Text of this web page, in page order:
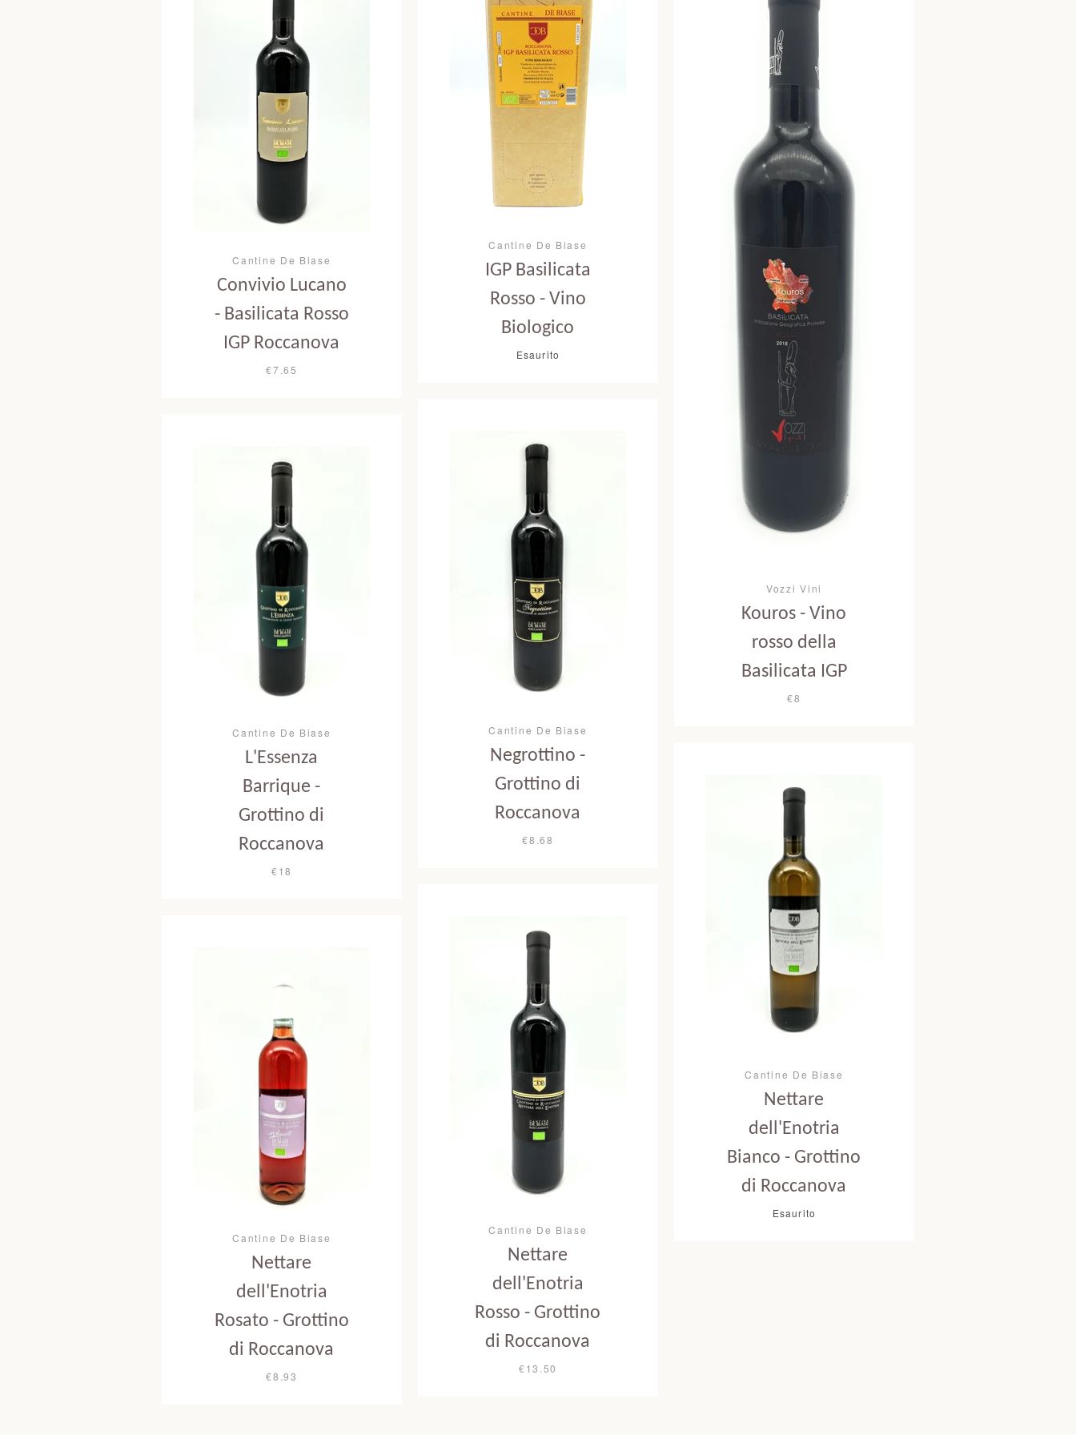
Facebook
TwitterInstagram
Cantine De Biase
Convivio Lucano
- Basilicata Rosso
IGP Roccanova
€7.65
Cantine De Biase
L'Essenza
Barrique -
Grottino di
Roccanova
€18
Cantine De Biase
Nettare
dell'Enotria
Rosato - Grottino
di Roccanova
€8.93
Cantine De Biase
IGP Basilicata
Rosso - Vino
Biologico
Esaurito
Cantine De Biase
Negrottino -
Grottino di
Roccanova
€8.68
Cantine De Biase
Nettare
dell'Enotria
Rosso - Grottino
di Roccanova
€13.50
Vozzi Vini
Kouros - Vino
rosso della
Basilicata IGP
€8
Cantine De Biase
Nettare
dell'Enotria
Bianco - Grottino
di Roccanova
Esaurito